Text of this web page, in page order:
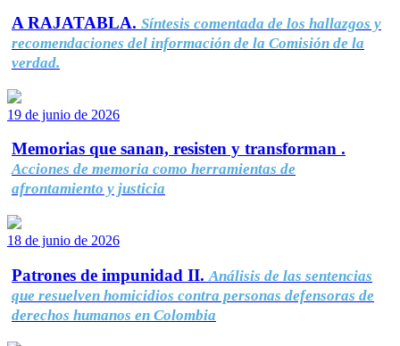
A RAJATABLA. Síntesis comentada de los hallazgos y
recomendaciones del información de la Comisión de la
verdad.
19 de junio de 2026
Memorias que sanan, resisten y transforman .
Acciones de memoria como herramientas de
afrontamiento y justicia
18 de junio de 2026
Patrones de impunidad II. Análisis de las sentencias
que resuelven homicidios contra personas defensoras de
derechos humanos en Colombia